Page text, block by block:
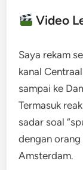
Video
Saya rekam
kanal
sampai ke
Termasuk
sadar soal
dengan
Amsterdam.